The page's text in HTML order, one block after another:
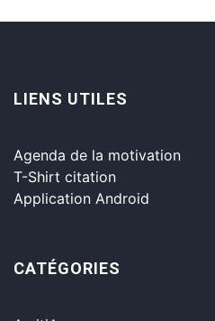
LIENS UTILES
Agenda de la motivation
T-Shirt citation
Application Android
CATÉGORIES